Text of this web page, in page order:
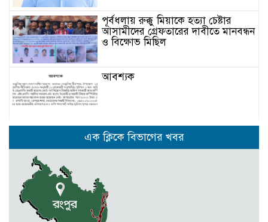
পূর্বধলায় রুক্কু মিয়াকে হত্যা চেষ্টার
আসামীদের গ্রেফতারের দাবীতে মানবন্ধন
ও বিক্ষোভ মিছিল
আবশ্যক
নেত্রকোনার দুর্গাপুরে ৬৩ বোতল
ভারতীয় মদসহ আটক -২
কেন্দুয়ায় ফাইভ ব্রাদার্স সোশাল
ওয়েলফেয়ার এসোসিয়েশনের উদ্যোগে
বৃক্ষরোপণ কর্মসূচী
এক ক্লিকে বিভাগের খবর